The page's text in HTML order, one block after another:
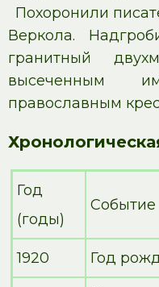
Похоронили
Веркола.
гранитный
высеченным
православным
Год
(годы)
Событие
1920 Год